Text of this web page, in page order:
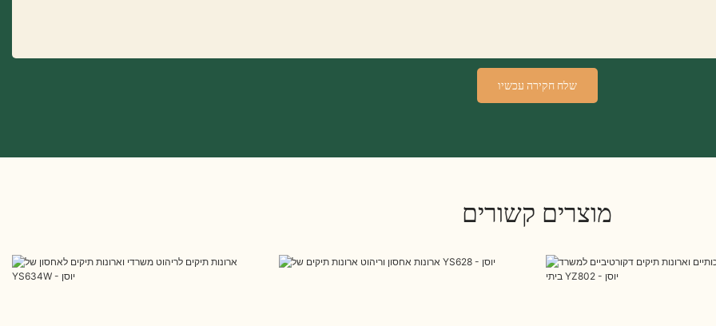
שלח חקירה עכשיו
מוצרים קשורים